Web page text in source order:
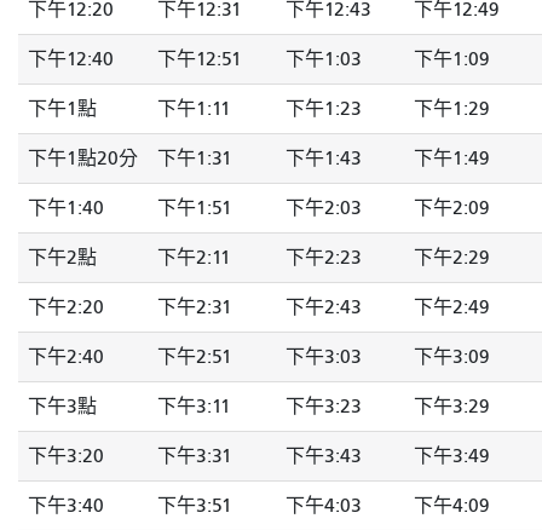
下午12:20 下午12:31 下午12:43 下午12:49
下午12:40 下午12:51 下午1:03 下午1:09
下午1點 下午1:11 下午1:23 下午1:29
下午1點20分 下午1:31 下午1:43 下午1:49
下午1:40 下午1:51 下午2:03 下午2:09
下午2點 下午2:11 下午2:23 下午2:29
下午2:20 下午2:31 下午2:43 下午2:49
下午2:40 下午2:51 下午3:03 下午3:09
下午3點 下午3:11 下午3:23 下午3:29
下午3:20 下午3:31 下午3:43 下午3:49
下午3:40 下午3:51 下午4:03 下午4:09